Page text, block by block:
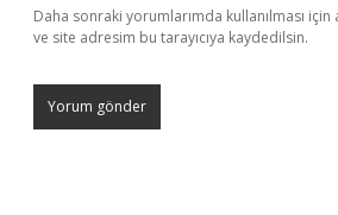
Daha sonraki yorumlarımda kullanılması
ve site adresim bu tarayıcıya kaydedilsin.